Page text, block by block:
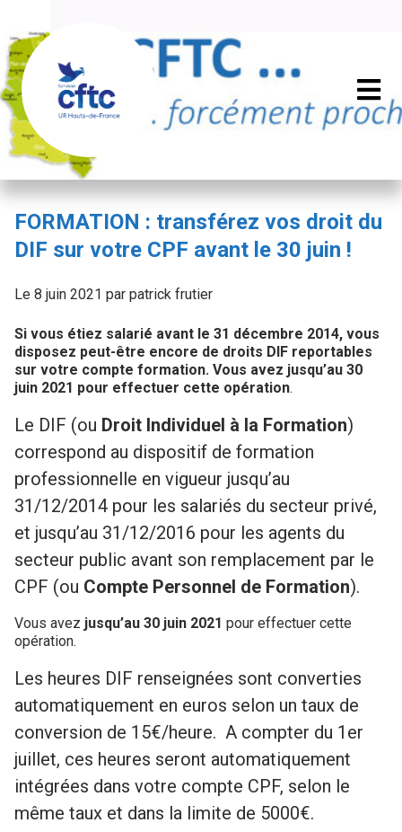
FORMATION : transférez vos droit du
DIF sur votre CPF avant le 30 juin !
Le 8 juin 2021 par patrick frutier
Si vous étiez salarié avant le 31 décembre 2014, vous
disposez peut-être encore de droits DIF reportables
sur votre compte formation. Vous avez jusqu’au 30
juin 2021 pour effectuer cette opération.
Le DIF (ou Droit Individuel à la Formation)
correspond au dispositif de formation
professionnelle en vigueur jusqu’au
31/12/2014 pour les salariés du secteur privé,
et jusqu’au 31/12/2016 pour les agents du
secteur public avant son remplacement par le
CPF (ou Compte Personnel de Formation).
Vous avez jusqu’au 30 juin 2021 pour effectuer cette
opération.
Les heures DIF renseignées sont converties
automatiquement en euros selon un taux de
conversion de 15€/heure. A compter du 1er
juillet, ces heures seront automatiquement
intégrées dans votre compte CPF, selon le
même taux et dans la limite de 5000€.